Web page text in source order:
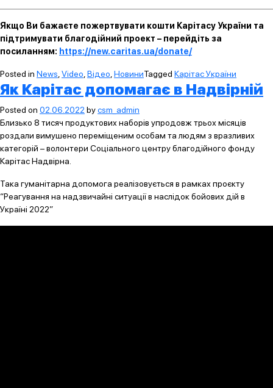
Якщо Ви бажаєте пожертвувати кошти Карітасу України та
підтримувати благодійний проект – перейдіть за
посиланням: https://new.caritas.ua/donate/
Posted in News Video Відео НовиниTagged Карітас України
Як Карітас допомагає в Надвірній
Posted on 02.06.2022 bycsm_admin
Близько 8 тисяч продуктових наборів упродовж трьох місяців
роздали вимушено переміщеним особам та людям з вразливих
категорій – волонтери Соціального центру благодійного фонду
Карітас Надвірна.
Така гуманітарна допомога реалізовується в рамках проєкту
“Реагування на надзвичайні ситуації в наслідок бойових дій в
Україні 2022”